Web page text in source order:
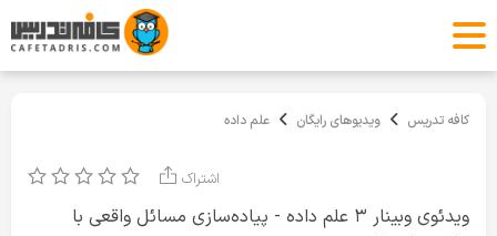
کافه تدریس ویدیوهای رایگان علم داده
ویدئوی وبینار ۳ علم داده - پیاده‌سازی مسائل واقعی با
اشتراک